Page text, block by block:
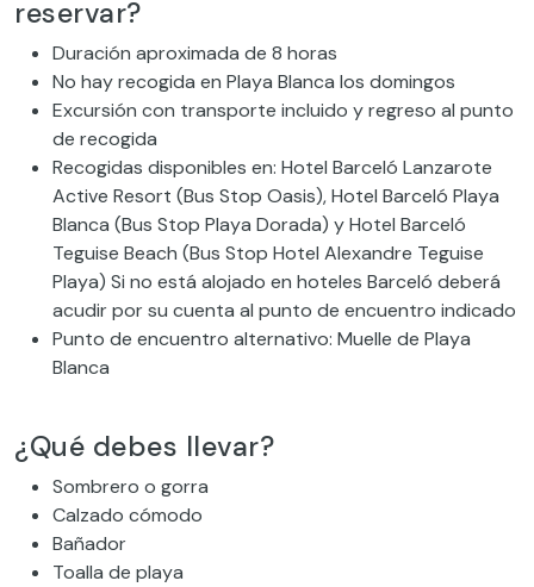
reservar?
Duración aproximada de 8 horas
No hay recogida en Playa Blanca los domingos
Excursión con transporte incluido y regreso al punto
de recogida
Recogidas disponibles en: Hotel Barceló Lanzarote
Active Resort (Bus Stop Oasis), Hotel Barceló Playa
Blanca (Bus Stop Playa Dorada) y Hotel Barceló
Teguise Beach (Bus Stop Hotel Alexandre Teguise
Playa) Si no está alojado en hoteles Barceló deberá
acudir por su cuenta al punto de encuentro indicado
Punto de encuentro alternativo: Muelle de Playa
Blanca
¿Qué debes llevar?
Sombrero o gorra
Calzado cómodo
Bañador
Toalla de playa